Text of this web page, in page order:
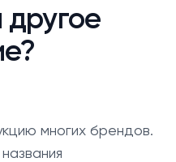
многих брендов.